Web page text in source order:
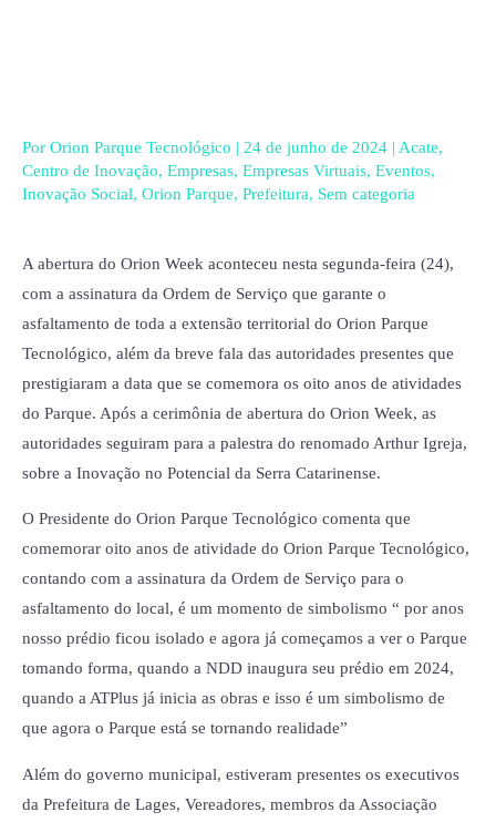
Por Orion Parque Tecnológico | 24 de junho de 2024 | Acate,
Centro de Inovação, Empresas, Empresas Virtuais, Eventos,
Inovação Social, Orion Parque, Prefeitura, Sem categoria
A abertura do Orion Week aconteceu nesta segunda-feira (24),
com a assinatura da Ordem de Serviço que garante o
asfaltamento de toda a extensão territorial do Orion Parque
Tecnológico, além da breve fala das autoridades presentes que
prestigiaram a data que se comemora os oito anos de atividades
do Parque. Após a cerimônia de abertura do Orion Week, as
autoridades seguiram para a palestra do renomado Arthur Igreja,
sobre a Inovação no Potencial da Serra Catarinense.
O Presidente do Orion Parque Tecnológico comenta que
comemorar oito anos de atividade do Orion Parque Tecnológico,
contando com a assinatura da Ordem de Serviço para o
asfaltamento do local, é um momento de simbolismo “ por anos
nosso prédio ficou isolado e agora já começamos a ver o Parque
tomando forma, quando a NDD inaugura seu prédio em 2024,
quando a ATPlus já inicia as obras e isso é um simbolismo de
que agora o Parque está se tornando realidade”
Além do governo municipal, estiveram presentes os executivos
da Prefeitura de Lages, Vereadores, membros da Associação